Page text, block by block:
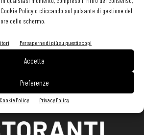
Policy o cliccando sul pulsante di gestione del
dello schermo.
Per saperne di più su questi scopi
Accetta
Preferenze
Cookie Policy Privacy Policy